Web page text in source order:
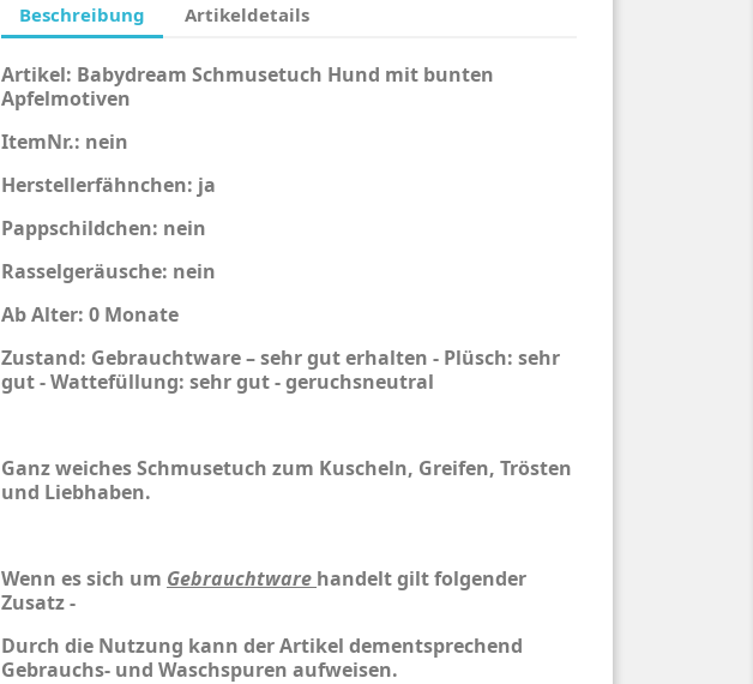
Beschreibung Artikeldetails
Artikel: Babydream Schmusetuch Hund mit bunten
Apfelmotiven
ItemNr.: nein
Herstellerfähnchen: ja
Pappschildchen: nein
Rasselgeräusche: nein
Ab Alter: 0 Monate
Zustand: Gebrauchtware – sehr gut erhalten - Plüsch: sehr
gut - Wattefüllung: sehr gut - geruchsneutral
Ganz weiches Schmusetuch zum Kuscheln, Greifen, Trösten
und Liebhaben.
Wenn es sich um Gebrauchtware handelt gilt folgender
Zusatz -
Durch die Nutzung kann der Artikel dementsprechend
Gebrauchs- und Waschspuren aufweisen.